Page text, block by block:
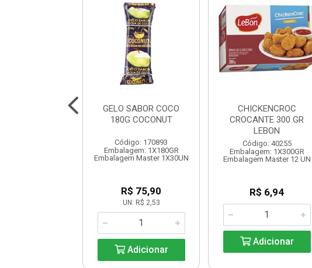
GELO SABOR COCO
180G COCONUT
Código: 170893
Embalagem: 1X180GR
Embalagem Master 1X30UN
R$ 75,90
UN: R$ 2,53
Adicionar
CHICKENCROC
CROCANTE 300 GR
LEBON
Código: 40255
Embalagem: 1X300GR
Embalagem Master 12 UN
R$ 6,94
Adicionar